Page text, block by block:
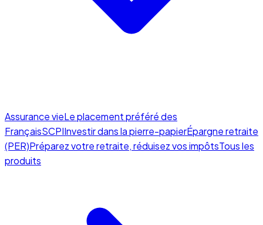
Assurance vieLe placement préféré des
FrançaisSCPIInvestir dans la pierre-papierÉpargne retraite
(PER)Préparez votre retraite, réduisez vos impôtsTous les
produits